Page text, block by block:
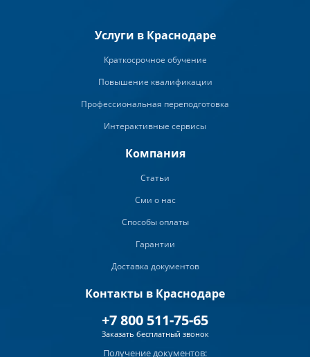
Услуги в Краснодаре
Краткосрочное обучение
Повышение квалификации
Профессиональная переподготовка
Интерактивные сервисы
Компания
Статьи
Сми о нас
Способы оплаты
Гарантии
Доставка документов
Контакты в Краснодаре
+7 800 511-75-65
Заказать бесплатный звонок
Получение документов: